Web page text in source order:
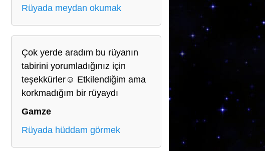
Rüyada meydan okumak
Çok yerde aradım bu rüyanın
tabirini yorumladığınız için
teşekkürler☺️ Etkilendiğim ama
korkmadığım bir rüyaydı
Gamze
Rüyada hüddam görmek